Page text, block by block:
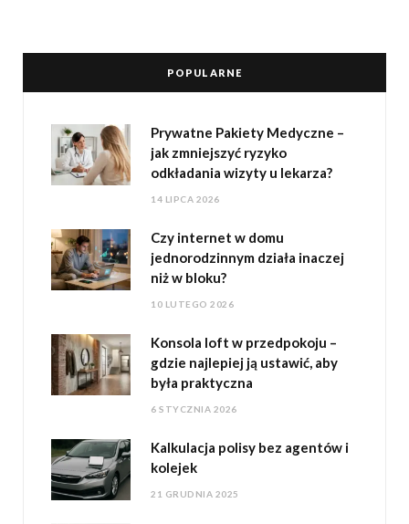
POPULARNE
Prywatne Pakiety Medyczne –
jak zmniejszyć ryzyko
odkładania wizyty u lekarza?
14 LIPCA 2026
Czy internet w domu
jednorodzinnym działa inaczej
niż w bloku?
10 LUTEGO 2026
Konsola loft w przedpokoju –
gdzie najlepiej ją ustawić, aby
była praktyczna
6 STYCZNIA 2026
Kalkulacja polisy bez agentów i
kolejek
21 GRUDNIA 2025